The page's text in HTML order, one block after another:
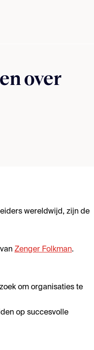
over
wereldwijd, zijn de
Zenger Folkman.
om organisaties te
op succesvolle